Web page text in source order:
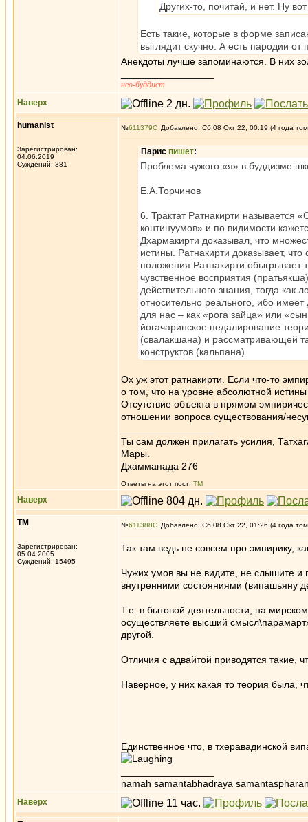
Других-то, почитай, и нет. Ну
Есть такие, которые в форме
выглядит скучно. А есть пародии от
Анекдоты лучше запоминаются. В них
нео-буддист
Наверх
humanist
Зарегистрирован:
04.06.2019
Суждений: 381
№611379 Добавлено: Сб 08 Окт 22, 00:19 (4 года
Парис пишет:
Проблема чужого «я» в буддизме
Е.А.Торчинов
6. Трактат Ратнакирти называется
континуумов» и по видимости
Дхармакирти доказывал, что
истины. Ратнакирти доказывает,
положения Ратнакирти обыгрывает
чувственное восприятия
действительного знания, тогда как
относительно реального, ибо
для нас – как «рога зайца» или
йогачаринское педалирование
(свалакшана) и рассматривающей
конструктов (кальпана).
Ох уж этот ратнакирти. Если что-то
о том, что на уровне абсолютной истины
Отсутствие объекта в прямом
отношении вопроса существования/
Ты сам должен прилагать усилия,
Мары.
Дхаммапада 276
Ответы на этот пост: ТМ
Наверх
ТМ
Зарегистрирован:
05.04.2005
Суждений: 15495
№611388 Добавлено: Сб 08 Окт 22, 01:26 (4 года
Так там ведь не совсем про эмпирику,
Чужих умов вы не видите, не слышите и
внутренними состояниями (випашьяну
Т.е. в бытовой деятельности, на
осуществляете высший
другой.
Отличия с адвайтой приводятся такие,
Наверное, у них какая то теория была,
Единственное что, в тхеравадинской
namaḥ samantabhadrāya
Наверх